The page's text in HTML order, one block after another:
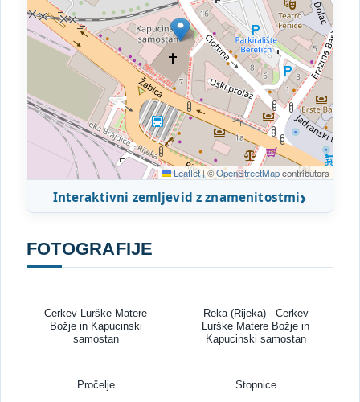
Leaflet|©OpenStreetMapcontributors
Interaktivni zemljevid z znamenitostmi
FOTOGRAFIJE
Cerkev Lurške Matere
Božje in Kapucinski
samostan
Reka (Rijeka) - Cerkev
Lurške Matere Božje in
Kapucinski samostan
Pročelje Stopnice